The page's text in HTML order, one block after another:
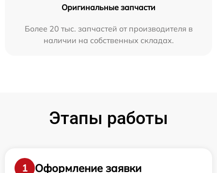
Оригинальные запчасти
Более 20 тыс. запчастей от производителя в
наличии на собственных складах.
Этапы работы
1 Оформление заявки